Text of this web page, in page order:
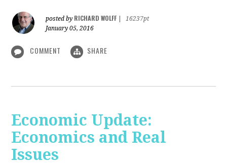
posted by RICHARD WOLFF
16237pt
January 05, 2016
COMMENT SHARE
Economic Update:
Economics and Real
Issues